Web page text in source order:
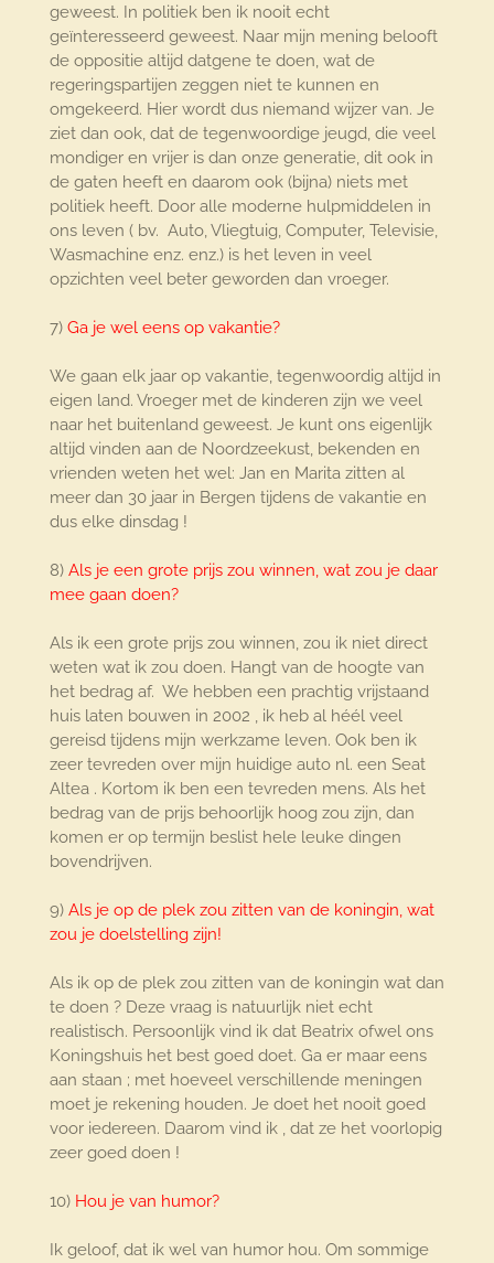
geweest. In politiek ben ik nooit echt
geïnteresseerd geweest. Naar mijn mening belooft
de oppositie altijd datgene te doen, wat de
regeringspartijen zeggen niet te kunnen en
omgekeerd. Hier wordt dus niemand wijzer van. Je
ziet dan ook, dat de tegenwoordige jeugd, die veel
mondiger en vrijer is dan onze generatie, dit ook in
de gaten heeft en daarom ook (bijna) niets met
politiek heeft. Door alle moderne hulpmiddelen in
ons leven ( bv. Auto, Vliegtuig, Computer, Televisie,
Wasmachine enz. enz.) is het leven in veel
opzichten veel beter geworden dan vroeger.
7) Ga je wel eens op vakantie?
We gaan elk jaar op vakantie, tegenwoordig altijd in
eigen land. Vroeger met de kinderen zijn we veel
naar het buitenland geweest. Je kunt ons eigenlijk
altijd vinden aan de Noordzeekust, bekenden en
vrienden weten het wel: Jan en Marita zitten al
meer dan 30 jaar in Bergen tijdens de vakantie en
dus elke dinsdag !
8) Als je een grote prijs zou winnen, wat zou je daar
mee gaan doen?
Als ik een grote prijs zou winnen, zou ik niet direct
weten wat ik zou doen. Hangt van de hoogte van
het bedrag af. We hebben een prachtig vrijstaand
huis laten bouwen in 2002 , ik heb al héél veel
gereisd tijdens mijn werkzame leven. Ook ben ik
zeer tevreden over mijn huidige auto nl. een Seat
Altea . Kortom ik ben een tevreden mens. Als het
bedrag van de prijs behoorlijk hoog zou zijn, dan
komen er op termijn beslist hele leuke dingen
bovendrijven.
9) Als je op de plek zou zitten van de koningin, wat
zou je doelstelling zijn!
Als ik op de plek zou zitten van de koningin wat dan
te doen ? Deze vraag is natuurlijk niet echt
realistisch. Persoonlijk vind ik dat Beatrix ofwel ons
Koningshuis het best goed doet. Ga er maar eens
aan staan ; met hoeveel verschillende meningen
moet je rekening houden. Je doet het nooit goed
voor iedereen. Daarom vind ik , dat ze het voorlopig
zeer goed doen !
10) Hou je van humor?
Ik geloof, dat ik wel van humor hou. Om sommige